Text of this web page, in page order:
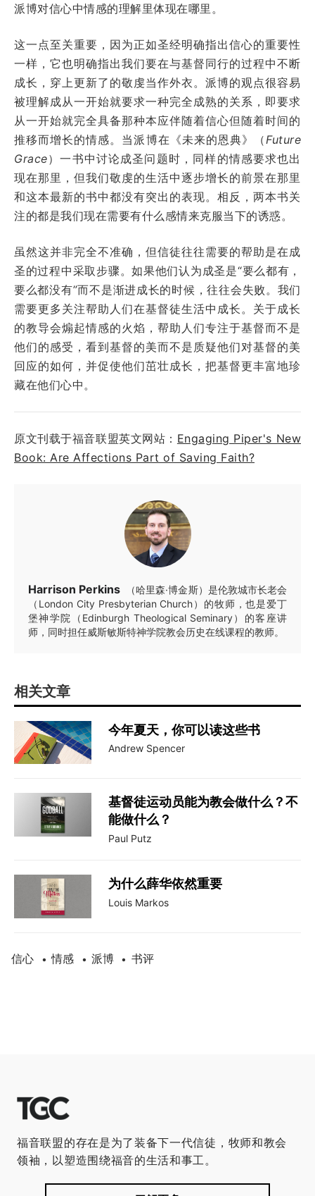
派博对信心中情感的理解里体现在哪里。
这一点至关重要，因为正如圣经明确指出信心的重要性
一样，它也明确指出我们要在与基督同行的过程中不断
成长，穿上更新了的敬虔当作外衣。派博的观点很容易
被理解成从一开始就要求一种完全成熟的关系，即要求
从一开始就完全具备那种本应伴随着信心但随着时间的
推移而增长的情感。当派博在《未来的恩典》（ Future
Grace）一书中讨论成圣问题时，同样的情感要求也出
现在那里，但我们敬虔的生活中逐步增长的前景在那里
和这本最新的书中都没有突出的表现。相反，两本书关
注的都是我们现在需要有什么感情来克服当下的诱惑。
虽然这并非完全不准确，但信徒往往需要的帮助是在成
圣的过程中采取步骤。如果他们认为成圣是“要么都有，
要么都没有”而不是渐进成长的时候，往往会失败。我们
需要更多关注帮助人们在基督徒生活中成长。关于成长
的教导会煽起情感的火焰，帮助人们专注于基督而不是
他们的感受，看到基督的美而不是质疑他们对基督的美
回应的如何，并促使他们茁壮成长，把基督更丰富地珍
藏在他们心中。
原文刊载于福音联盟英文网站： Engaging Piper's New
Book: Are Affections Part of Saving Faith?
Harrison Perkins
（哈里森·博金斯）是伦敦城市长老会
（London City Presbyterian Church）的牧师，也是爱丁
堡神学院（Edinburgh Theological Seminary）的客座讲
师，同时担任威斯敏斯特神学院教会历史在线课程的教师。
相关文章
今年夏天，你可以读这些书
Andrew Spencer
基督徒运动员能为教会做什么？不
能做什么？
Paul Putz
为什么薛华依然重要
Louis Markos
信心 • 情感 • 派博 • 书评
福音联盟的存在是为了装备下一代信徒，牧师和教会
领袖，以塑造围绕福音的生活和事工。